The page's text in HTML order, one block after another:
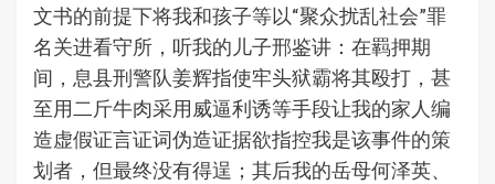
文书的前提下将我和孩子等以“聚众扰乱社会”罪
名关进看守所，听我的儿子邢鉴讲：在羁押期
间，息县刑警队姜辉指使牢头狱霸将其殴打，甚
至用二斤牛肉采用威逼利诱等手段让我的家人编
造虚假证言证词伪造证据欲指控我是该事件的策
划者，但最终没有得逞；其后我的岳母何泽英、